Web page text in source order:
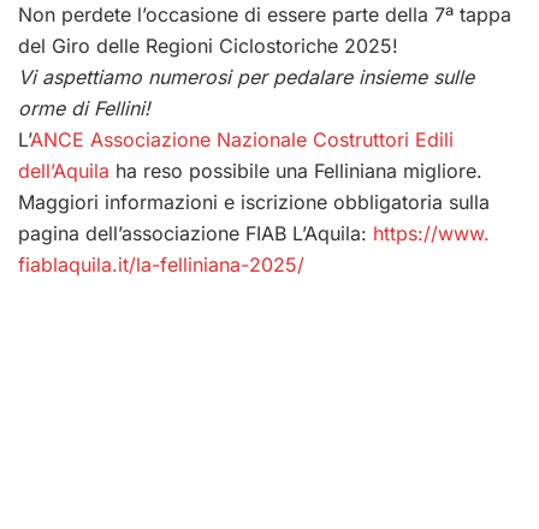
Non perdete l’occasione di essere parte della 7ª tappa
del Giro delle Regioni Ciclostoriche 2025!
Vi aspettiamo numerosi per pedalare insieme sulle
orme di Fellini!
L’ANCE Associazione Nazionale Costruttori Edili
dell’Aquila ha reso possibile una Felliniana migliore.
Maggiori informazioni e iscrizione obbligatoria sulla
pagina dell’associazione FIAB L’Aquila: https://www.
fiablaquila.it/la-felliniana-2025/